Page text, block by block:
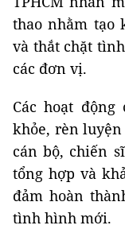
thao nhằm
và thắt chặt
các đơn vị.
Các hoạt
khỏe, rèn
cán bộ, chiến
tổng hợp và
đảm hoàn
tình hình mới.